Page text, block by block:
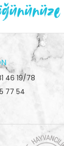
46 19/78
77 54